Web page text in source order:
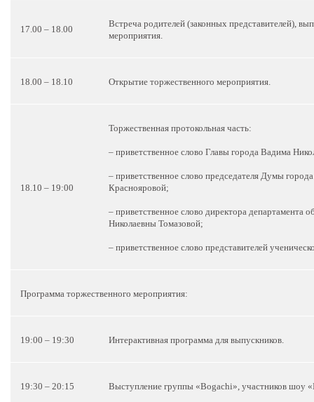
17.00 – 18.00
Встреча родителей (законных представителей),
мероприятия.
18.00 – 18.10 Открытие торжественного мероприятия.
18.10 – 19:00
Торжественная протокольная часть:
– приветственное слово Главы города Вадима
– приветственное слово председателя Думы
Краснояровой;
– приветственное слово директора департамента
Николаевны Томазовой;
– приветственное слово представителей
Программа торжественного мероприятия:
19:00 – 19:30 Интерактивная программа для выпускников.
19:30 – 20:15 Выступление группы «Bogachi», участников шоу